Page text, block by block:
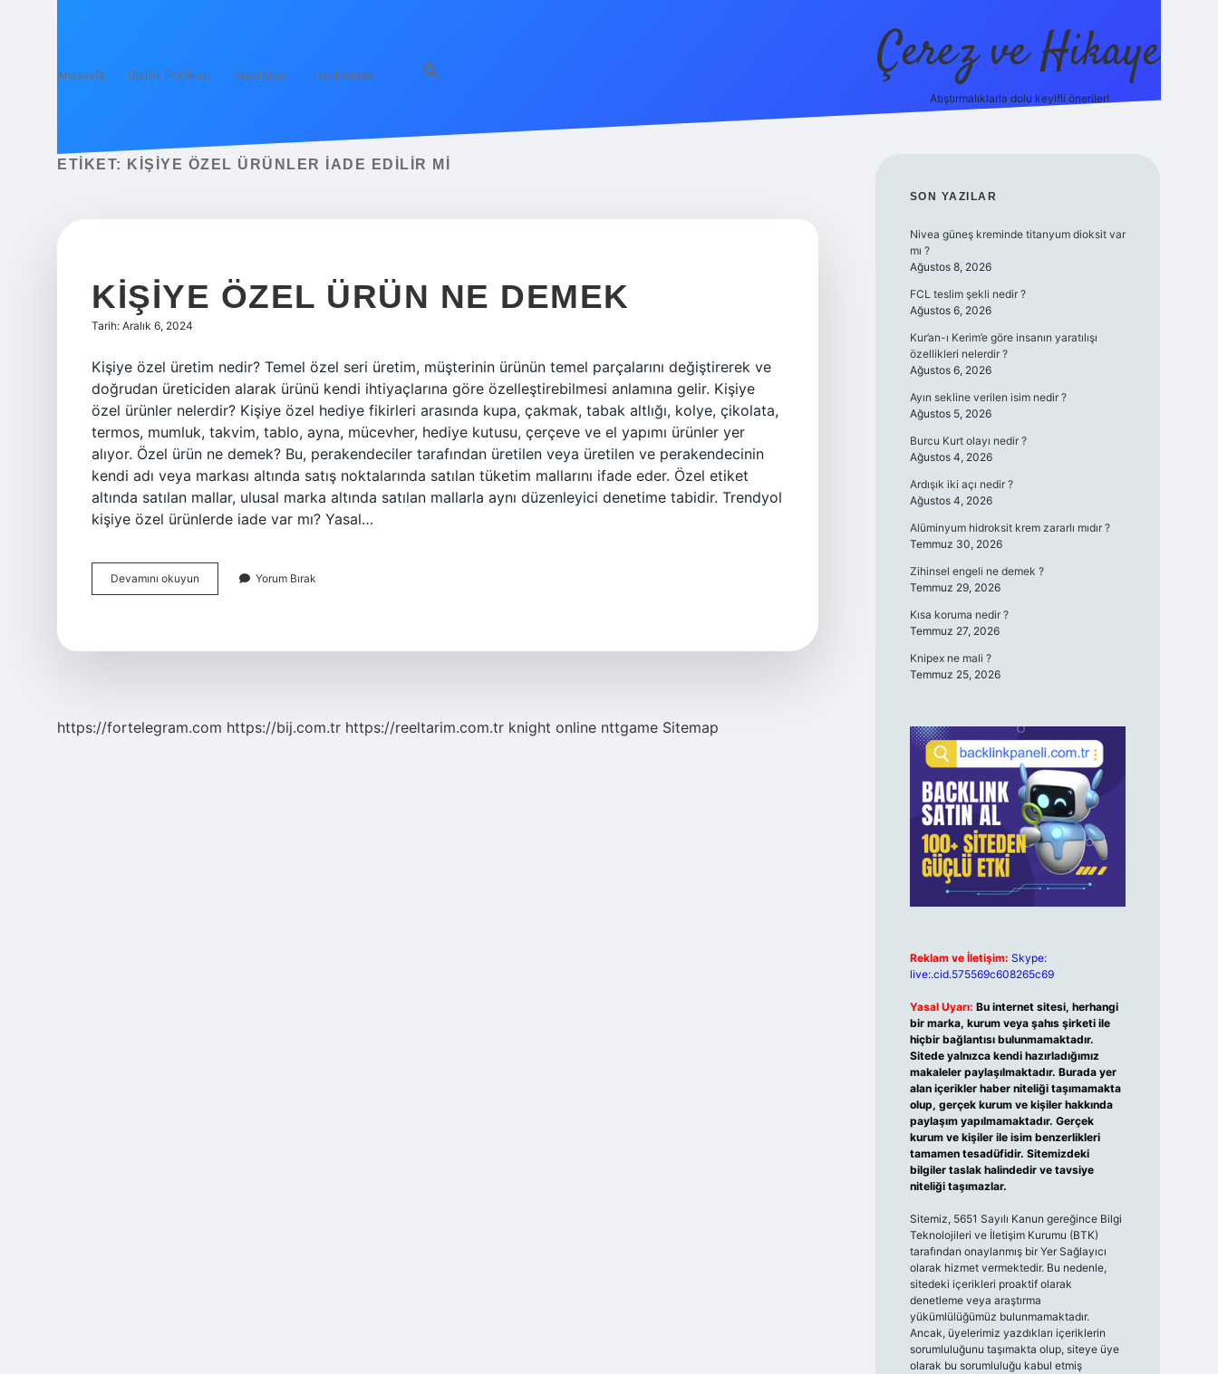
Anasayfa Gizlilik Politikası Yasal Uyarı Hakkımızda Çerez ve Hikaye
Atıştırmalıklarla dolu keyifli öneriler!
ETIKET: KIŞIYE ÖZEL ÜRÜNLER IADE EDILIR MI
KIŞIYE ÖZEL ÜRÜN NE DEMEK
Tarih: Aralık 6, 2024
Kişiye özel üretim nedir? Temel özel seri üretim, müşterinin ürünün temel parçalarını değiştirerek ve
doğrudan üreticiden alarak ürünü kendi ihtiyaçlarına göre özelleştirebilmesi anlamına gelir. Kişiye
özel ürünler nelerdir? Kişiye özel hediye fikirleri arasında kupa, çakmak, tabak altlığı, kolye, çikolata,
termos, mumluk, takvim, tablo, ayna, mücevher, hediye kutusu, çerçeve ve el yapımı ürünler yer
alıyor. Özel ürün ne demek? Bu, perakendeciler tarafından üretilen veya üretilen ve perakendecinin
kendi adı veya markası altında satış noktalarında satılan tüketim mallarını ifade eder. Özel etiket
altında satılan mallar, ulusal marka altında satılan mallarla aynı düzenleyici denetime tabidir. Trendyol
kişiye özel ürünlerde iade var mı? Yasal…
Devamını okuyun
Özel
Yorum Bırak
https://fortelegram.com https://bij.com.tr https://reeltarim.com.tr knight online nttgame Sitemap
SIDEBAR
SON YAZILAR
Nivea güneş kreminde titanyum dioksit var
mı ?
Ağustos 8, 2026
FCL teslim şekli nedir ?
Ağustos 6, 2026
Kur’an-ı Kerim’e göre insanın yaratılışı
özellikleri nelerdir ?
Ağustos 6, 2026
Ayın sekline verilen isim nedir ?
Ağustos 5, 2026
Burcu Kurt olayı nedir ?
Ağustos 4, 2026
Ardışık iki açı nedir ?
Ağustos 4, 2026
Alüminyum hidroksit krem zararlı mıdır ?
Temmuz 30, 2026
Zihinsel engeli ne demek ?
Temmuz 29, 2026
Kısa koruma nedir ?
Temmuz 27, 2026
Knipex ne mali ?
Temmuz 25, 2026
Reklam ve İletişim: Skype:
live:.cid.575569c608265c69
Yasal Uyarı: Bu internet sitesi, herhangi
bir marka, kurum veya şahıs şirketi ile
hiçbir bağlantısı bulunmamaktadır.
Sitede yalnızca kendi hazırladığımız
makaleler paylaşılmaktadır. Burada yer
alan içerikler haber niteliği taşımamakta
olup, gerçek kurum ve kişiler hakkında
paylaşım yapılmamaktadır. Gerçek
kurum ve kişiler ile isim benzerlikleri
tamamen tesadüfidir. Sitemizdeki
bilgiler taslak halindedir ve tavsiye
niteliği taşımazlar.
Sitemiz, 5651 Sayılı Kanun gereğince Bilgi
Teknolojileri ve İletişim Kurumu (BTK)
tarafından onaylanmış bir Yer Sağlayıcı
olarak hizmet vermektedir. Bu nedenle,
sitedeki içerikleri proaktif olarak
denetleme veya araştırma
yükümlülüğümüz bulunmamaktadır.
Ancak, üyelerimiz yazdıkları içeriklerin
sorumluluğunu taşımakta olup, siteye üye
olarak bu sorumluluğu kabul etmiş